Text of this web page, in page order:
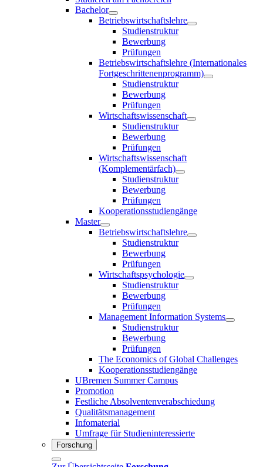
Bachelor
Betriebswirtschaftslehre
Studienstruktur
Bewerbung
Prüfungen
Betriebswirtschaftslehre (Internationales
Fortgeschrittenenprogramm)
Studienstruktur
Bewerbung
Prüfungen
Wirtschaftswissenschaft
Studienstruktur
Bewerbung
Prüfungen
Wirtschaftswissenschaft
(Komplementärfach)
Studienstruktur
Bewerbung
Prüfungen
Kooperationsstudiengänge
Master
Betriebswirtschaftslehre
Studienstruktur
Bewerbung
Prüfungen
Wirtschaftspsychologie
Studienstruktur
Bewerbung
Prüfungen
Management Information Systems
Studienstruktur
Bewerbung
Prüfungen
The Economics of Global Challenges
Kooperationsstudiengänge
UBremen Summer Campus
Promotion
Festliche Absolventenverabschiedung
Qualitätsmanagement
Infomaterial
Umfrage für Studieninteressierte
Forschung